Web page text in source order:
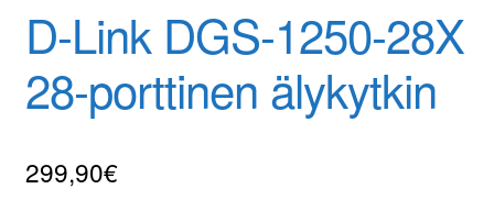
Yhteydenotto
Oma tili
Tilaa uutiskirje
D-Link DGS-1250-28X
28-porttinen älykytkin
299,90€